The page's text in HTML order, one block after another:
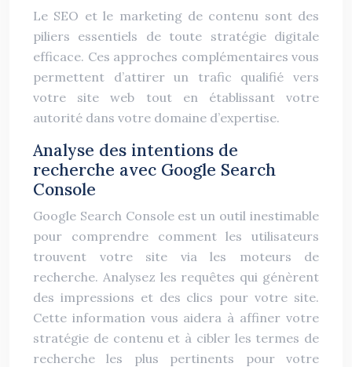
Le SEO et le marketing de contenu sont des
piliers essentiels de toute stratégie digitale
efficace. Ces approches complémentaires vous
permettent d’attirer un trafic qualifié vers
votre site web tout en établissant votre
autorité dans votre domaine d’expertise.
Analyse des intentions de
recherche avec Google Search
Console
Google Search Console est un outil inestimable
pour comprendre comment les utilisateurs
trouvent votre site via les moteurs de
recherche. Analysez les requêtes qui génèrent
des impressions et des clics pour votre site.
Cette information vous aidera à affiner votre
stratégie de contenu et à cibler les termes de
recherche les plus pertinents pour votre